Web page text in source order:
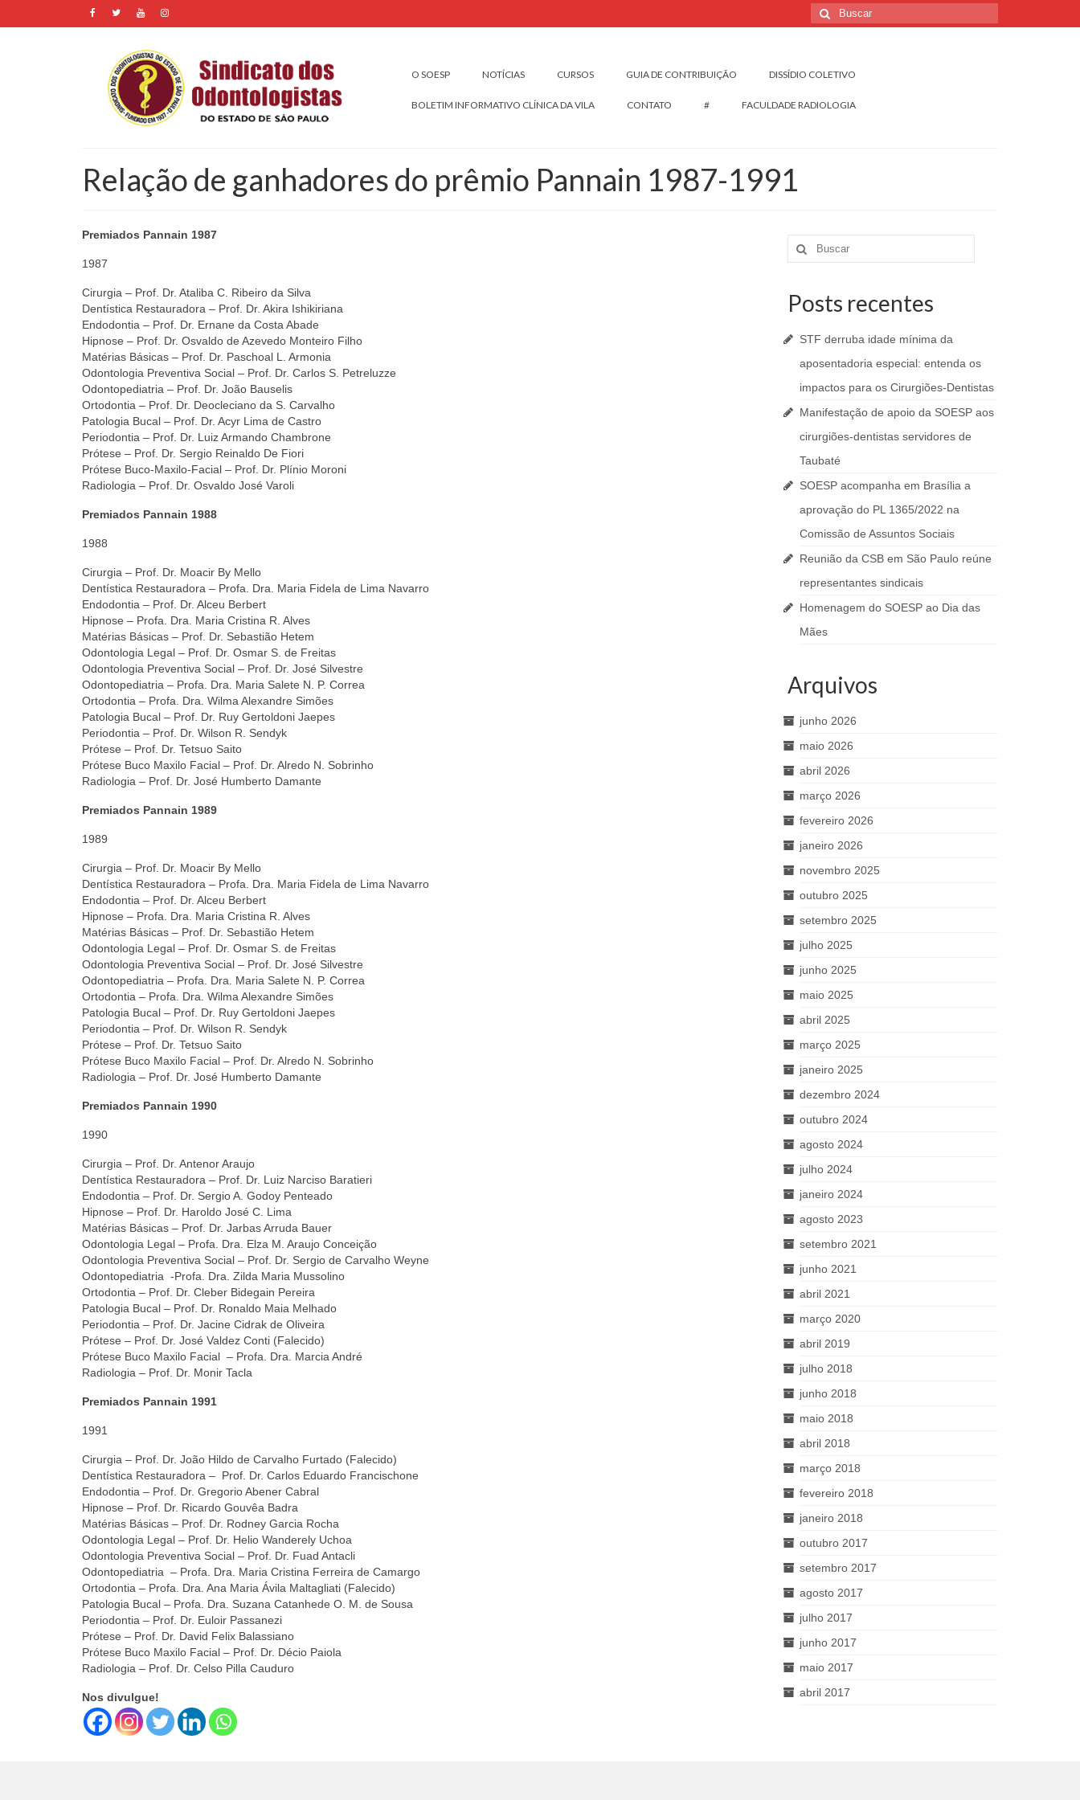
Buscar
por:
O SOESP NOTÍCIAS CURSOS GUIA DE CONTRIBUIÇÃO DISSÍDIO COLETIVO
BOLETIM INFORMATIVO CLÍNICA DA VILA CONTATO # FACULDADE RADIOLOGIA
Relação de ganhadores do prêmio Pannain 1987-1991
Premiados Pannain 1987
1987
Cirurgia – Prof. Dr. Ataliba C. Ribeiro da Silva
Dentística Restauradora – Prof. Dr. Akira Ishikiriana
Endodontia – Prof. Dr. Ernane da Costa Abade
Hipnose – Prof. Dr. Osvaldo de Azevedo Monteiro Filho
Matérias Básicas – Prof. Dr. Paschoal L. Armonia
Odontologia Preventiva Social – Prof. Dr. Carlos S. Petreluzze
Odontopediatria – Prof. Dr. João Bauselis
Ortodontia – Prof. Dr. Deocleciano da S. Carvalho
Patologia Bucal – Prof. Dr. Acyr Lima de Castro
Periodontia – Prof. Dr. Luiz Armando Chambrone
Prótese – Prof. Dr. Sergio Reinaldo De Fiori
Prótese Buco-Maxilo-Facial – Prof. Dr. Plínio Moroni
Radiologia – Prof. Dr. Osvaldo José Varoli
Premiados Pannain 1988
1988
Cirurgia – Prof. Dr. Moacir By Mello
Dentística Restauradora – Profa. Dra. Maria Fidela de Lima Navarro
Endodontia – Prof. Dr. Alceu Berbert
Hipnose – Profa. Dra. Maria Cristina R. Alves
Matérias Básicas – Prof. Dr. Sebastião Hetem
Odontologia Legal – Prof. Dr. Osmar S. de Freitas
Odontologia Preventiva Social – Prof. Dr. José Silvestre
Odontopediatria – Profa. Dra. Maria Salete N. P. Correa
Ortodontia – Profa. Dra. Wilma Alexandre Simões
Patologia Bucal – Prof. Dr. Ruy Gertoldoni Jaepes
Periodontia – Prof. Dr. Wilson R. Sendyk
Prótese – Prof. Dr. Tetsuo Saito
Prótese Buco Maxilo Facial – Prof. Dr. Alredo N. Sobrinho
Radiologia – Prof. Dr. José Humberto Damante
Premiados Pannain 1989
1989
Cirurgia – Prof. Dr. Moacir By Mello
Dentística Restauradora – Profa. Dra. Maria Fidela de Lima Navarro
Endodontia – Prof. Dr. Alceu Berbert
Hipnose – Profa. Dra. Maria Cristina R. Alves
Matérias Básicas – Prof. Dr. Sebastião Hetem
Odontologia Legal – Prof. Dr. Osmar S. de Freitas
Odontologia Preventiva Social – Prof. Dr. José Silvestre
Odontopediatria – Profa. Dra. Maria Salete N. P. Correa
Ortodontia – Profa. Dra. Wilma Alexandre Simões
Patologia Bucal – Prof. Dr. Ruy Gertoldoni Jaepes
Periodontia – Prof. Dr. Wilson R. Sendyk
Prótese – Prof. Dr. Tetsuo Saito
Prótese Buco Maxilo Facial – Prof. Dr. Alredo N. Sobrinho
Radiologia – Prof. Dr. José Humberto Damante
Premiados Pannain 1990
1990
Cirurgia – Prof. Dr. Antenor Araujo
Dentística Restauradora – Prof. Dr. Luiz Narciso Baratieri
Endodontia – Prof. Dr. Sergio A. Godoy Penteado
Hipnose – Prof. Dr. Haroldo José C. Lima
Matérias Básicas – Prof. Dr. Jarbas Arruda Bauer
Odontologia Legal – Profa. Dra. Elza M. Araujo Conceição
Odontologia Preventiva Social – Prof. Dr. Sergio de Carvalho Weyne
Odontopediatria -Profa. Dra. Zilda Maria Mussolino
Ortodontia – Prof. Dr. Cleber Bidegain Pereira
Patologia Bucal – Prof. Dr. Ronaldo Maia Melhado
Periodontia – Prof. Dr. Jacine Cidrak de Oliveira
Prótese – Prof. Dr. José Valdez Conti (Falecido)
Prótese Buco Maxilo Facial – Profa. Dra. Marcia André
Radiologia – Prof. Dr. Monir Tacla
Premiados Pannain 1991
1991
Cirurgia – Prof. Dr. João Hildo de Carvalho Furtado (Falecido)
Dentística Restauradora – Prof. Dr. Carlos Eduardo Francischone
Endodontia – Prof. Dr. Gregorio Abener Cabral
Hipnose – Prof. Dr. Ricardo Gouvêa Badra
Matérias Básicas – Prof. Dr. Rodney Garcia Rocha
Odontologia Legal – Prof. Dr. Helio Wanderely Uchoa
Odontologia Preventiva Social – Prof. Dr. Fuad Antacli
Odontopediatria – Profa. Dra. Maria Cristina Ferreira de Camargo
Ortodontia – Profa. Dra. Ana Maria Ávila Maltagliati (Falecido)
Patologia Bucal – Profa. Dra. Suzana Catanhede O. M. de Sousa
Periodontia – Prof. Dr. Euloir Passanezi
Prótese – Prof. Dr. David Felix Balassiano
Prótese Buco Maxilo Facial – Prof. Dr. Décio Paiola
Radiologia – Prof. Dr. Celso Pilla Cauduro
Nos divulgue!
Buscar
por:
Posts recentes
STF derruba idade mínima da
aposentadoria especial: entenda os
impactos para os Cirurgiões-Dentistas
Manifestação de apoio da SOESP aos
cirurgiões-dentistas servidores de
Taubaté
SOESP acompanha em Brasília a
aprovação do PL 1365/2022 na
Comissão de Assuntos Sociais
Reunião da CSB em São Paulo reúne
representantes sindicais
Homenagem do SOESP ao Dia das
Mães
Arquivos
junho 2026
maio 2026
abril 2026
março 2026
fevereiro 2026
janeiro 2026
novembro 2025
outubro 2025
setembro 2025
julho 2025
junho 2025
maio 2025
abril 2025
março 2025
janeiro 2025
dezembro 2024
outubro 2024
agosto 2024
julho 2024
janeiro 2024
agosto 2023
setembro 2021
junho 2021
abril 2021
março 2020
abril 2019
julho 2018
junho 2018
maio 2018
abril 2018
março 2018
fevereiro 2018
janeiro 2018
outubro 2017
setembro 2017
agosto 2017
julho 2017
junho 2017
maio 2017
abril 2017